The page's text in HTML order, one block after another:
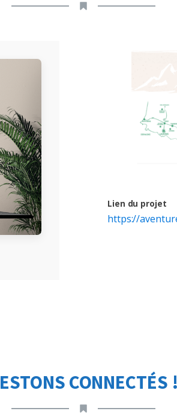
Lien du projet
https://
CONNECTÉS !